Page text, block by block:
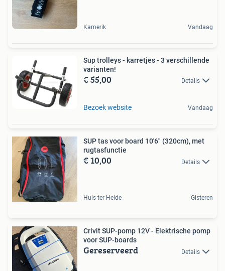
Kamerik Vandaag
Sup trolleys - karretjes - 3 verschillende
varianten!
€ 55,00 Details
Bezoek website Vandaag
SUP tas voor board 10'6" (320cm), met
rugtasfunctie
€ 10,00 Details
Huis ter Heide Gisteren
Crivit SUP-pomp 12V - Elektrische pomp
voor SUP-boards
Gereserveerd Details